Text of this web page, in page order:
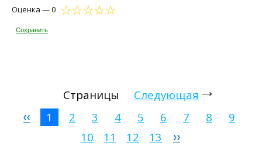
Оценка — 0
Сохранить
Страницы
Следующая
1
2 3 4 5 6 7 8
9
10
11 12
13